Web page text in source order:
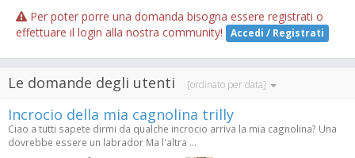
Per poter porre una domanda bisogna essere registrati o
effettuare il login alla nostra community!
Accedi / Registrati
Le domande degli utenti [ordinato per data]
Incrocio della mia cagnolina trilly
Ciao a tutti sapete dirmi da qualche incrocio arriva la mia cagnolina? Una
dovrebbe essere un labrador Ma l'altra ...